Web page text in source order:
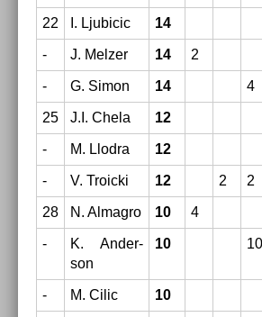
22 I. Ljubicic 14
- J. Melz­er 14 2
- G. Simon 14 4
25 J.I. Chela 12
- M. Llod­ra 12
- V. Troic­ki 12 2 2
28 N. Al­mag­ro 10 4
-
K. An­der­
son
10 10
- M. Cilic 10